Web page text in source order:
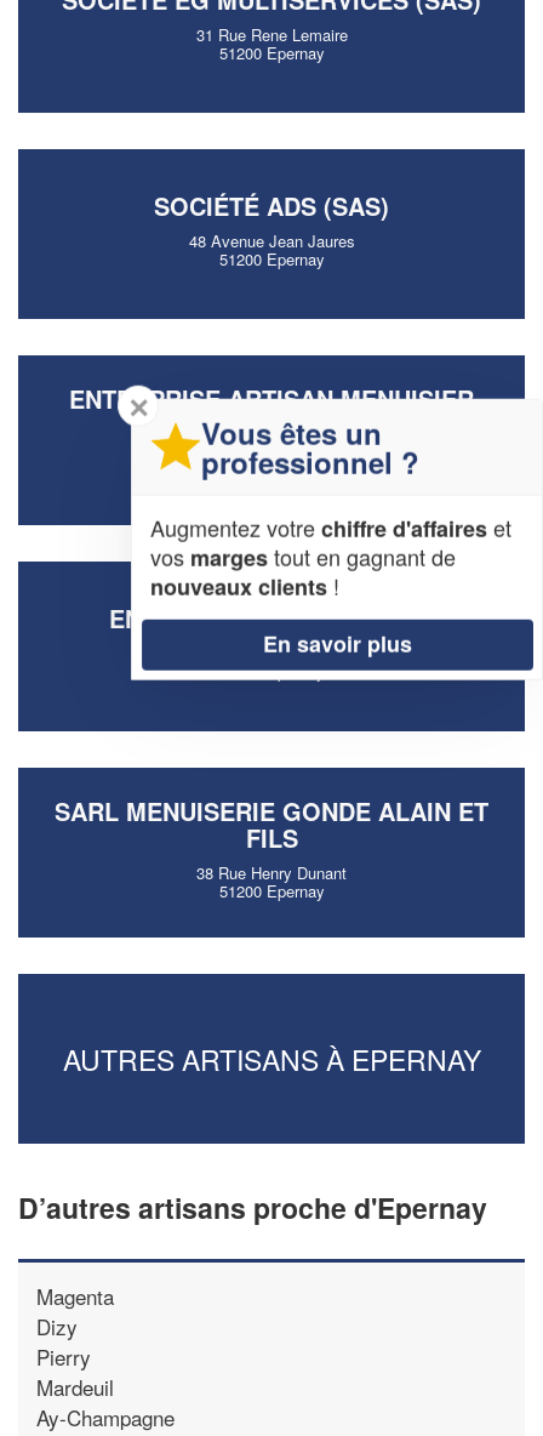
31 Rue Rene Lemaire
51200 Epernay
SOCIÉTÉ ADS (SAS)
48 Avenue Jean Jaures
51200 Epernay
ENTREPRISE ARTISAN MENUISIER
SPARNACIEN (SARL)
62 Avenue Jean Jaures
51200 Epernay
ENTREPRISE ERBAY (SARL)
10 Rue De Bretagne
51200 Epernay
SARL MENUISERIE GONDE ALAIN ET
FILS
38 Rue Henry Dunant
51200 Epernay
AUTRES ARTISANS À EPERNAY
D’autres artisans proche d'Epernay
Magenta
Dizy
Pierry
Mardeuil
Ay-Champagne
✕
Vous êtes un
professionnel ?
Augmentez votrechiffre d'affaireset
vos margestout en gagnant de
nouveaux clients !
En savoir plus